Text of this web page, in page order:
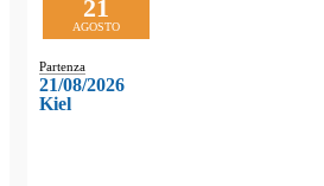
21
AGOSTO
Partenza
21/08/2026
Kiel